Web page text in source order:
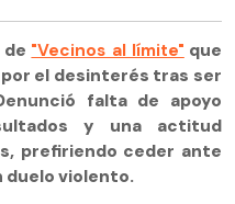
"Vecinos al límite" que
el desinterés tras ser
falta de apoyo
y una actitud
prefiriendo ceder ante
duelo violento.